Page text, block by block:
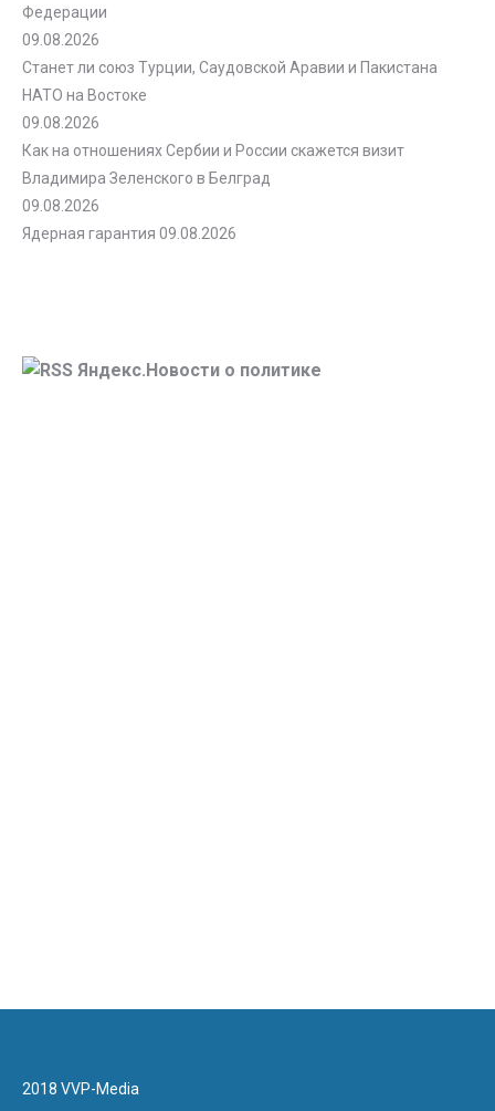
Федерации
09.08.2026
Станет ли союз Турции, Саудовской Аравии и Пакистана
НАТО на Востоке
09.08.2026
Как на отношениях Сербии и России скажется визит
Владимира Зеленского в Белград
09.08.2026
Ядерная гарантия 09.08.2026
Яндекс.Новости о политике
2018 VVP-Media